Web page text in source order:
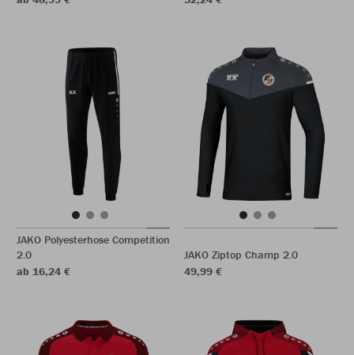
JAKO Polyesterhose Competition
2.0
ab 16,24 €
JAKO Ziptop Champ 2.0
49,99 €